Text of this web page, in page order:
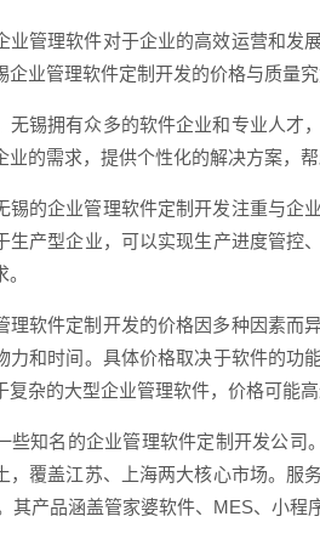
业管理软件对于企业的高效运营和发
业管理软件定制开发的价格与质量究
无锡拥有众多的软件企业和专业人才
的需求，提供个性化的解决方案，
锡的企业管理软件定制开发注重与企
生产型企业，可以实现生产进度管控
理软件定制开发的价格因多种因素而
力和时间。具体价格取决于软件的功
杂的大型企业管理软件，价格可能高
些知名的企业管理软件定制开发公
，覆盖江苏、上海两大核心市场。服
其产品涵盖管家婆软件、MES、小